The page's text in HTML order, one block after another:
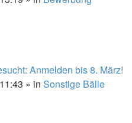
Anmelden bis 8. März!
» in Sonstige Bälle